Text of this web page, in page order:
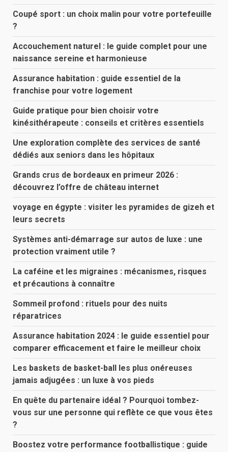
Coupé sport : un choix malin pour votre portefeuille
?
Accouchement naturel : le guide complet pour une
naissance sereine et harmonieuse
Assurance habitation : guide essentiel de la
franchise pour votre logement
Guide pratique pour bien choisir votre
kinésithérapeute : conseils et critères essentiels
Une exploration complète des services de santé
dédiés aux seniors dans les hôpitaux
Grands crus de bordeaux en primeur 2026 :
découvrez l’offre de château internet
voyage en égypte : visiter les pyramides de gizeh et
leurs secrets
Systèmes anti-démarrage sur autos de luxe : une
protection vraiment utile ?
La caféine et les migraines : mécanismes, risques
et précautions à connaître
Sommeil profond : rituels pour des nuits
réparatrices
Assurance habitation 2024 : le guide essentiel pour
comparer efficacement et faire le meilleur choix
Les baskets de basket-ball les plus onéreuses
jamais adjugées : un luxe à vos pieds
En quête du partenaire idéal ? Pourquoi tombez-
vous sur une personne qui reflète ce que vous êtes
?
Boostez votre performance footballistique : guide